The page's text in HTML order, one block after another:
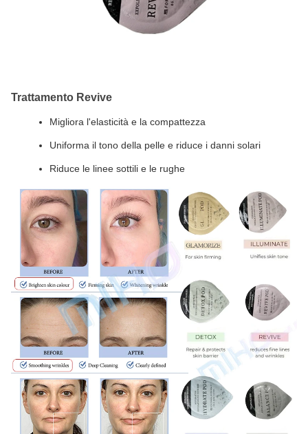
Trattamento Revive
Migliora l'elasticità e la compattezza
Uniforma il tono della pelle e riduce i danni solari
Riduce le linee sottili e le rughe